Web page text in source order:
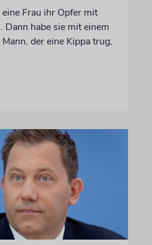
Frau ihr Opfer mit
Dann habe sie mit einem
der eine Kippa trug,